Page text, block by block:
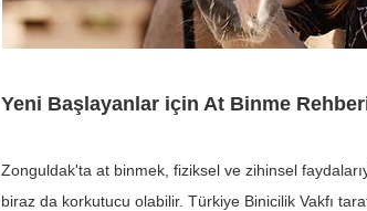
Yeni Başlayanlar için At Binme
Zonguldak'ta at binmek, fiziksel ve zihinsel
biraz da korkutucu olabilir. Türkiye Binicilik Vakfı